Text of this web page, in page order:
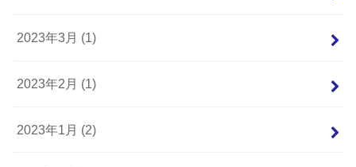
2023年3月 (1)
2023年2月 (1)
2023年1月 (2)